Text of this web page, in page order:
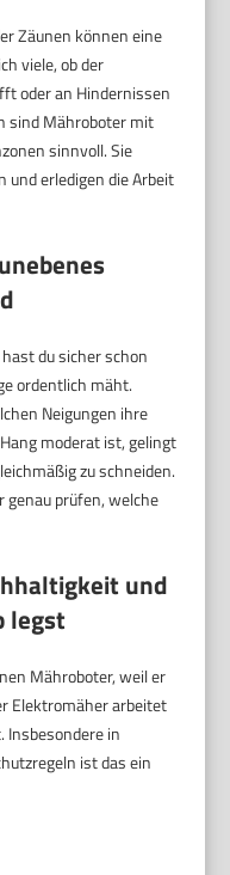
Zäunen können eine
viele, ob der
oder an Hindernissen
sind Mähroboter mit
sinnvoll. Sie
und erledigen die Arbeit
du sicher schon
ordentlich mäht.
Neigungen ihre
moderat ist, gelingt
zu schneiden.
genau prüfen, welche
und
legst
Mähroboter, weil er
Elektromäher arbeitet
Insbesondere in
ist das ein